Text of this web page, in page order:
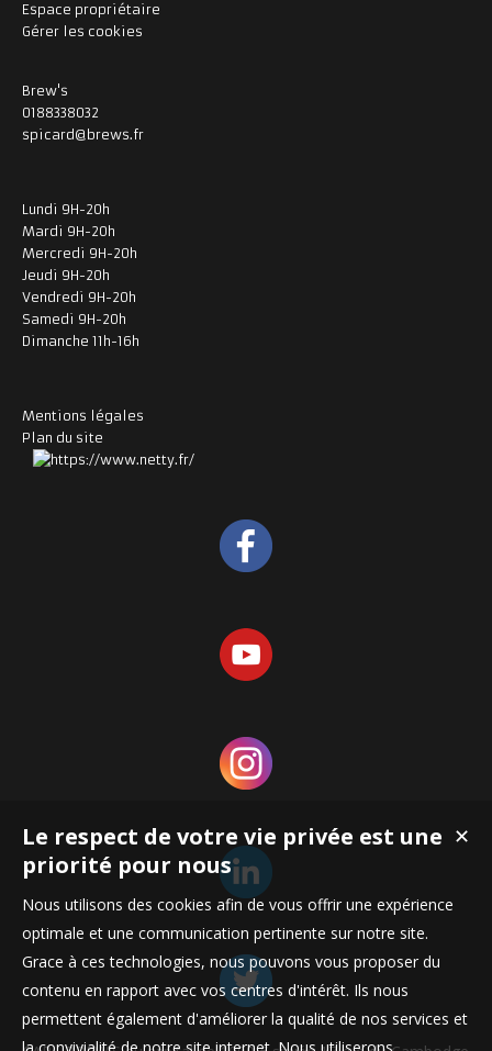
Espace propriétaire
Gérer les cookies
Brew's
0188338032
spicard@brews.fr
Lundi 9H-20h
Mardi 9H-20h
Mercredi 9H-20h
Jeudi 9H-20h
Vendredi 9H-20h
Samedi 9H-20h
Dimanche 11h-16h
Mentions légales
Plan du site
✕
Le respect de votre vie privée est une
priorité pour nous
Nous utilisons des cookies afin de vous offrir une expérience
optimale et une communication pertinente sur notre site.
Grace à ces technologies, nous pouvons vous proposer du
contenu en rapport avec vos centres d'intérêt. Ils nous
permettent également d'améliorer la qualité de nos services et